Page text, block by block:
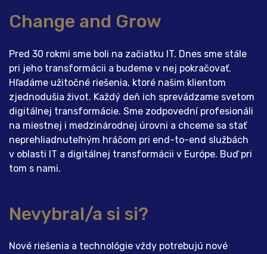
Change and Grow
Pred 30 rokmi sme boli na začiatku IT. Dnes sme stále
pri jeho transformácii a budeme v nej pokračovať.
Hľadáme užitočné riešenia, ktoré našim klientom
zjednodušia život. Každý deň ich sprevádzame svetom
digitálnej transformácie. Sme zodpovední profesionáli
na miestnej i medzinárodnej úrovni a chceme sa stať
neprehliadnuteľným hráčom pri end-to-end službách
v oblasti IT a digitálnej transformácii v Európe. Buď pri
tom s nami.
Nevybral/a si si?
Nové riešenia a technológie vždy potrebujú nové